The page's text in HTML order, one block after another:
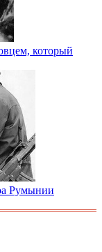
который
Румынии